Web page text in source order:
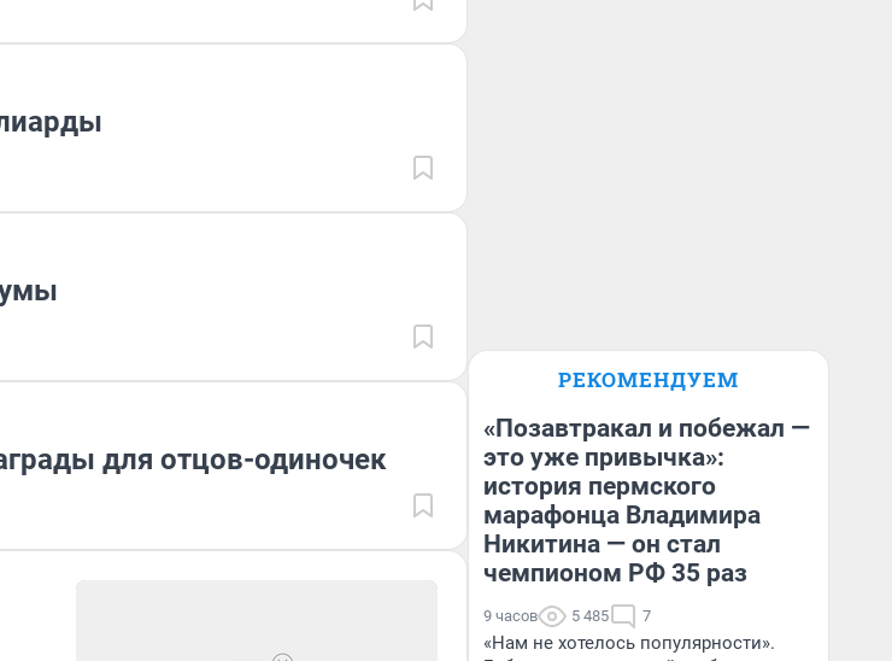
для отцов-одиночек
РЕКОМЕНДУЕМ
«Позавтракал и побежал —
это уже привычка»:
история пермского
марафонца Владимира
Никитина — он стал
чемпионом РФ 35 раз
9 часов 5 485 7
«Нам не хотелось популярности».